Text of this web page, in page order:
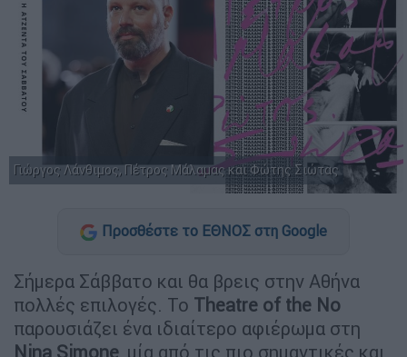
Γιώργος Λάνθιμος, Πέτρος Μάλαμας και Φώτης Σιώτας
Προσθέστε το ΕΘΝΟΣ στη Google
Σήμερα Σάββατο και θα βρεις στην Αθήνα
πολλές επιλογές. Το Theatre of the No
παρουσιάζει ένα ιδιαίτερο αφιέρωμα στη
Nina Simone, μία από τις πιο σημαντικές και